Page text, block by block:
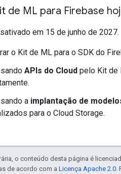
de ML para Firebase
em 15 de junho de 2027.
o Kit de ML para o SDK do
APIs do Cloud pelo Kit de
a implantação de
para o Cloud Storage.
o conteúdo desta página é
de acordo com a Licença Apache 2.0